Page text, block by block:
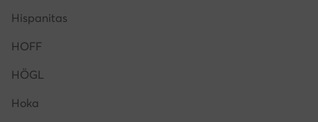
Hispanitas
HOFF
HÖGL
Hoka